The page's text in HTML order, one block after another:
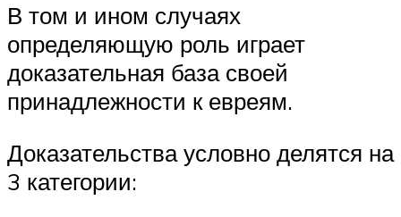
В том и ином случаях
определяющую роль играет
доказательная база своей
принадлежности к евреям.
Доказательства условно делятся на
3 категории: